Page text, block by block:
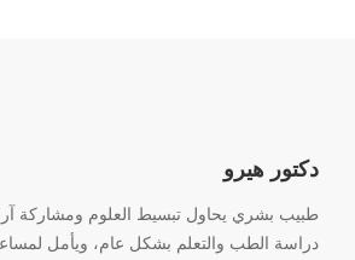
دكتور هيرو
طبيب بشري يحاول تبسيط العلوم ومشاركة
دراسة الطب والتعلم بشكل عام، ويأمل